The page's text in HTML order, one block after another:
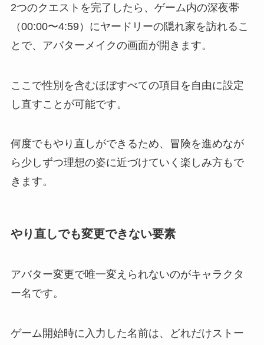
2つのクエストを完了したら、ゲーム内の深夜帯
（00:00〜4:59）にヤードリーの隠れ家を訪れるこ
とで、アバターメイクの画面が開きます。
ここで性別を含むほぼすべての項目を自由に設定
し直すことが可能です。
何度でもやり直しができるため、冒険を進めなが
ら少しずつ理想の姿に近づけていく楽しみ方もで
きます。
やり直しでも変更できない要素
アバター変更で唯一変えられないのがキャラクタ
ー名です。
ゲーム開始時に入力した名前は、どれだけストー